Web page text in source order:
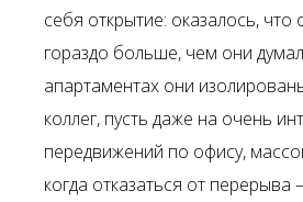
себя открытие: оказалось, что
гораздо больше, чем они
апартаментах они
коллег, пусть даже на очень
передвижений по офису,
когда отказаться от перерыва